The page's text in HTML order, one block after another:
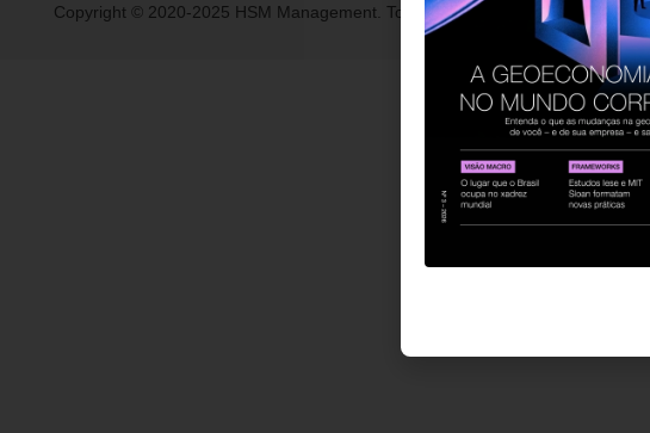
Copyright © 2020-2025 HSM Management. Todos os direitos reservados.